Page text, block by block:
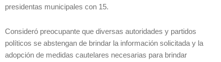
presidentas municipales con 15.
Consideró preocupante que diversas autoridades y partidos
políticos se abstengan de brindar la información solicitada y la
adopción de medidas cautelares necesarias para brindar